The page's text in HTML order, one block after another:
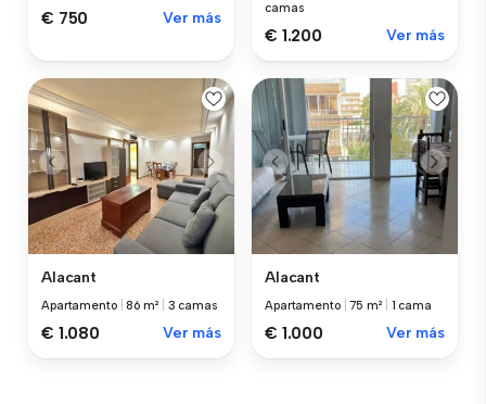
€ 750 Ver más
camas
€ 1.200 Ver más
Alacant
Apartamento |86 m² 3 camas
€ 1.080 Ver más
Alacant
Apartamento |75 m² 1 cama
€ 1.000 Ver más